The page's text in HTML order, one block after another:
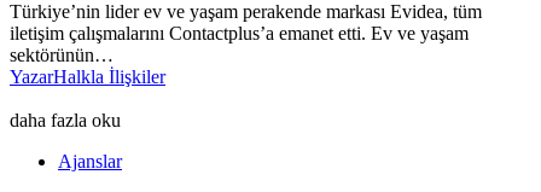
Türkiye’nin lider ev ve yaşam perakende markası Evidea, tüm
iletişim çalışmalarını Contactplus’a emanet etti. Ev ve yaşam
sektörünün…
YazarHalkla İlişkiler
daha fazla oku
Ajanslar